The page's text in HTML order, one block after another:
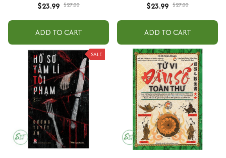
$23.99 $27.00
ADD TO CART
$23.99 $27.00
ADD TO CART
SALE